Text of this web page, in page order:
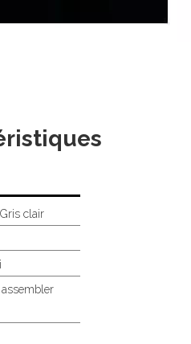
clair
assembler